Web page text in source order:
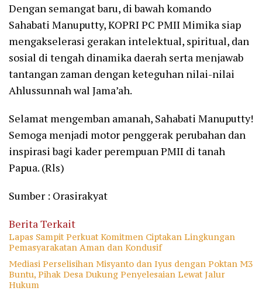
Dengan semangat baru, di bawah komando
Sahabati Manuputty, KOPRI PC PMII Mimika siap
mengakselerasi gerakan intelektual, spiritual, dan
sosial di tengah dinamika daerah serta menjawab
tantangan zaman dengan keteguhan nilai-nilai
Ahlussunnah wal Jama’ah.
Selamat mengemban amanah, Sahabati Manuputty!
Semoga menjadi motor penggerak perubahan dan
inspirasi bagi kader perempuan PMII di tanah
Papua. (Rls)
Sumber : Orasirakyat
Berita Terkait
Lapas Sampit Perkuat Komitmen Ciptakan Lingkungan
Pemasyarakatan Aman dan Kondusif
Mediasi Perselisihan Misyanto dan Iyus dengan Poktan M3
Buntu, Pihak Desa Dukung Penyelesaian Lewat Jalur
Hukum